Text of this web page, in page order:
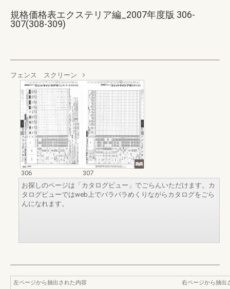
規格価格表エクステリア編_2007年度版 306-
307(308-309)
フェンス スクリーン
306
307
お探しのページは「カタログビュー」でごらんいただけます。カ
タログビューではweb上でパラパラめくりながらカタログをごら
んになれます。
左ページから抽出された内容
右ページから抽出